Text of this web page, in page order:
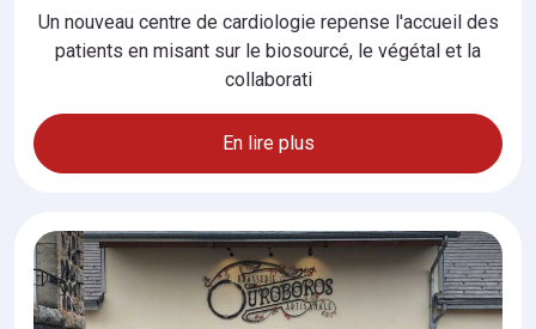
Un nouveau centre de cardiologie repense l'accueil des
patients en misant sur le biosourcé, le végétal et la
collaborati
En lire plus